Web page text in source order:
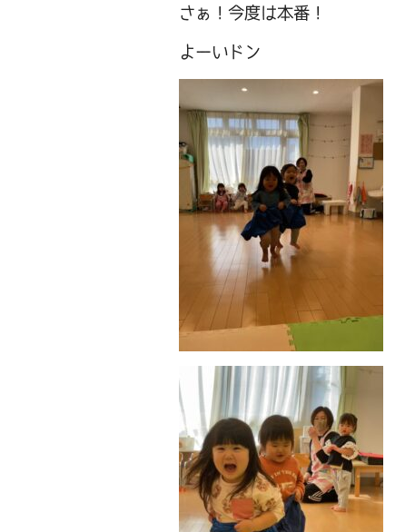
さぁ！今度は本番！
よーいドン